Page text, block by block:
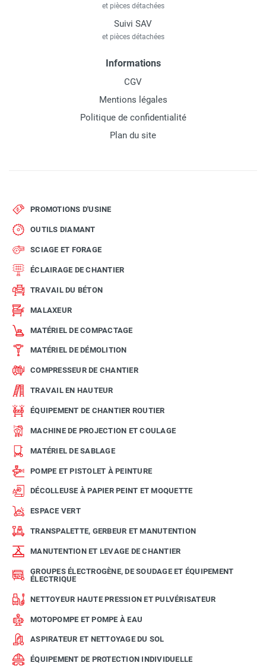
et pièces détachées
Suivi SAV
et pièces détachées
Informations
CGV
Mentions légales
Politique de confidentialité
Plan du site
PROMOTIONS D'USINE
OUTILS DIAMANT
SCIAGE ET FORAGE
ÉCLAIRAGE DE CHANTIER
TRAVAIL DU BÉTON
MALAXEUR
MATÉRIEL DE COMPACTAGE
MATÉRIEL DE DÉMOLITION
COMPRESSEUR DE CHANTIER
TRAVAIL EN HAUTEUR
ÉQUIPEMENT DE CHANTIER ROUTIER
MACHINE DE PROJECTION ET COULAGE
MATÉRIEL DE SABLAGE
POMPE ET PISTOLET À PEINTURE
DÉCOLLEUSE À PAPIER PEINT ET MOQUETTE
ESPACE VERT
TRANSPALETTE, GERBEUR ET MANUTENTION
MANUTENTION ET LEVAGE DE CHANTIER
GROUPES ÉLECTROGÈNE, DE SOUDAGE ET ÉQUIPEMENT
ÉLECTRIQUE
NETTOYEUR HAUTE PRESSION ET PULVÉRISATEUR
MOTOPOMPE ET POMPE À EAU
ASPIRATEUR ET NETTOYAGE DU SOL
ÉQUIPEMENT DE PROTECTION INDIVIDUELLE